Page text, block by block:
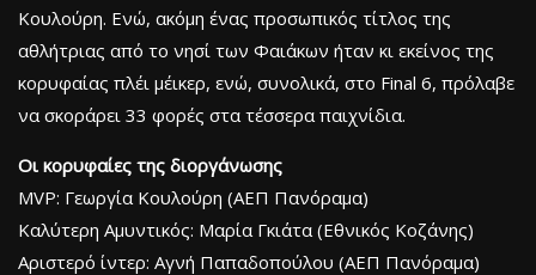
Κουλούρη. Ενώ, ακόμη ένας προσωπικός τίτλος της
αθλήτριας από το νησί των Φαιάκων ήταν κι εκείνος της
κορυφαίας πλέι μέικερ, ενώ, συνολικά, στο Final 6, πρόλαβε
να σκοράρει 33 φορές στα τέσσερα παιχνίδια.
Οι κορυφαίες της διοργάνωσης
MVP: Γεωργία Κουλούρη (ΑΕΠ Πανόραμα)
Καλύτερη Αμυντικός: Μαρία Γκιάτα (Εθνικός Κοζάνης)
Αριστερό ίντερ: Αγνή Παπαδοπούλου (ΑΕΠ Πανόραμα)